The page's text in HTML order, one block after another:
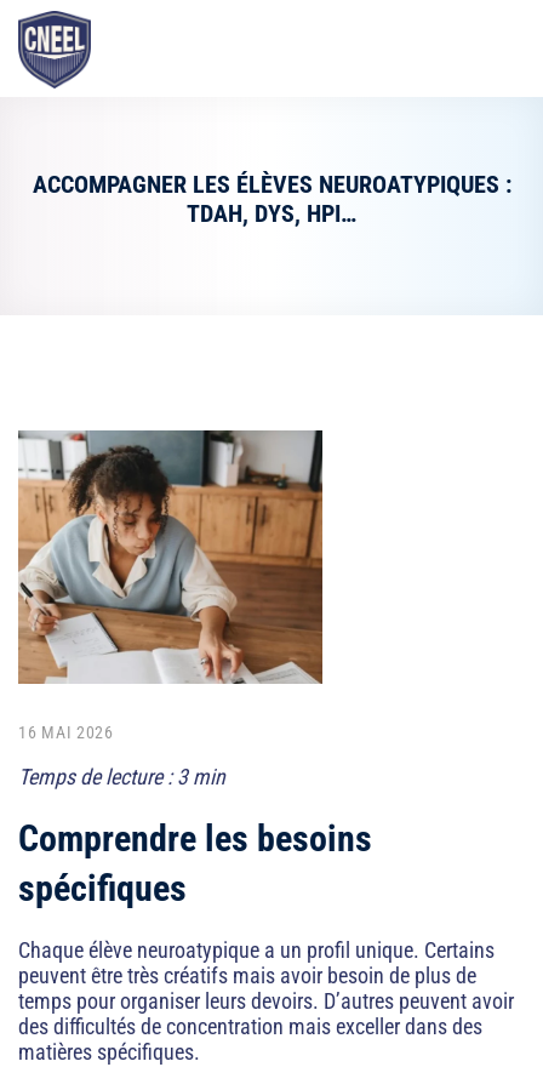
ACCOMPAGNER LES ÉLÈVES NEUROATYPIQUES :
TDAH, DYS, HPI…
16 MAI 2026
Temps de lecture : 3 min
Comprendre les besoins
spécifiques
Chaque élève neuroatypique a un profil unique. Certains
peuvent être très créatifs mais avoir besoin de plus de
temps pour organiser leurs devoirs. D’autres peuvent avoir
des difficultés de concentration mais exceller dans des
matières spécifiques.